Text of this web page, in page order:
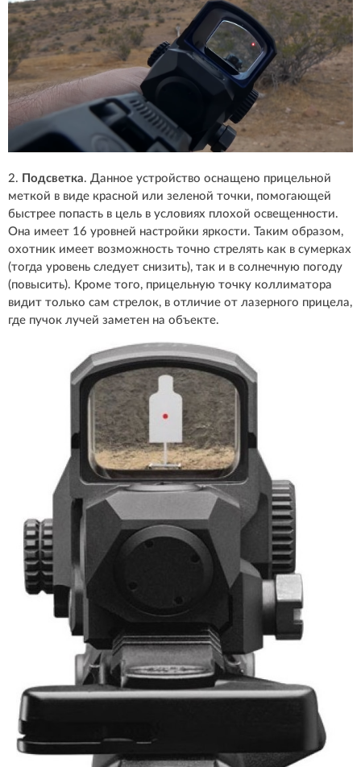
2. Подсветка. Данное устройство оснащено прицельной
меткой в виде красной или зеленой точки, помогающей
быстрее попасть в цель в условиях плохой освещенности.
Она имеет 16 уровней настройки яркости. Таким образом,
охотник имеет возможность точно стрелять как в сумерках
(тогда уровень следует снизить), так и в солнечную погоду
(повысить). Кроме того, прицельную точку коллиматора
видит только сам стрелок, в отличие от лазерного прицела,
где пучок лучей заметен на объекте.